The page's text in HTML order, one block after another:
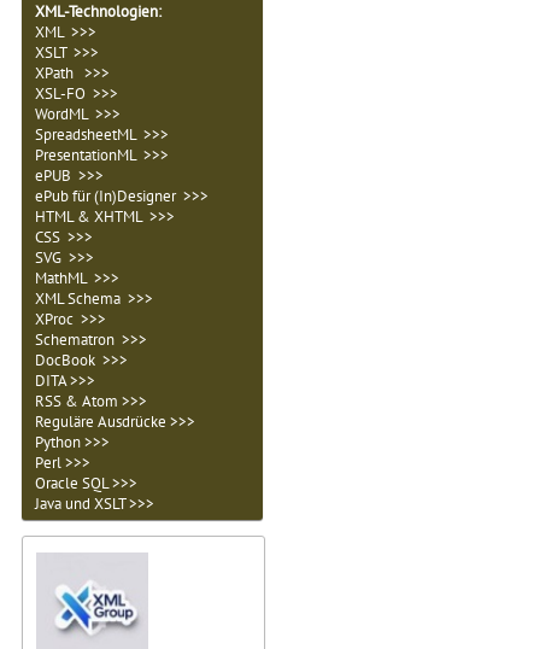
XML-Technologien:
XML >>>
XSLT >>>
XPath >>>
XSL-FO >>>
WordML >>>
SpreadsheetML >>>
PresentationML >>>
ePUB >>>
ePubfür (In)Designer >>>
HTML & XHTML >>>
CSS >>>
SVG >>>
MathML >>>
XML Schema >>>
XProc >>>
Schematron >>>
DocBook >>>
DITA >>>
RSS & Atom >>>
Reguläre Ausdrücke >>>
Python>>>
Perl>>>
Oracle SQL >>>
Javaund XSLT >>>